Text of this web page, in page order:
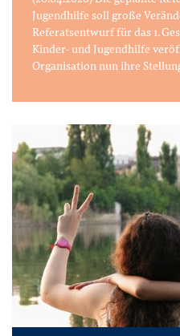
Jugendhilfe soll große
Referatsentwurf für das 1.
Kinder- und Jugendhilfe
Organisation nun ihre